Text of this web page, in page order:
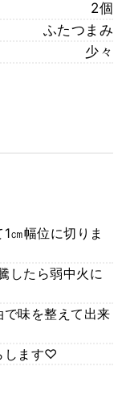
2個
ふたつまみ
少々
㎝幅位に切りま
たら弱中火に
味を整えて出来
します♡